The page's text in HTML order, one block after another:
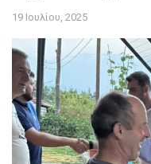
19 Ιουλίου, 2025